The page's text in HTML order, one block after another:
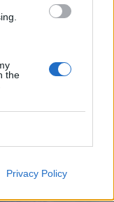
the
Privacy Policy